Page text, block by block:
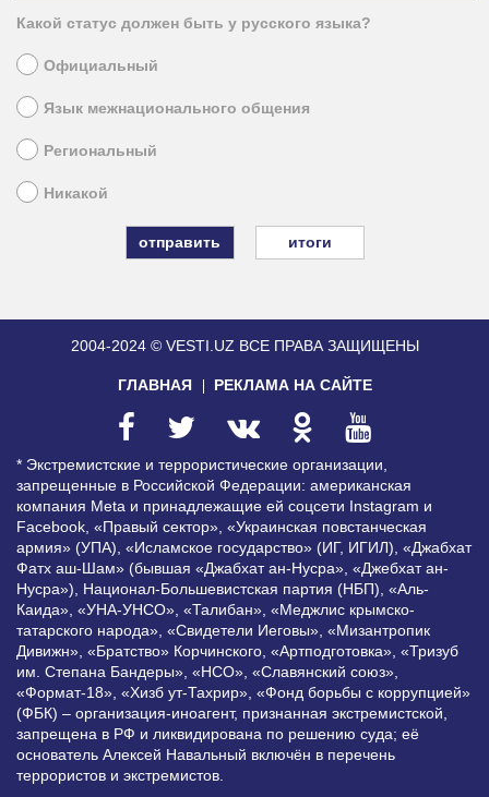
Какой статус должен быть у русского языка?
Официальный
Язык межнационального общения
Региональный
Никакой
итоги
2004-2024 © VESTI.UZ ВСЕ ПРАВА ЗАЩИЩЕНЫ
ГЛАВНАЯ РЕКЛАМА НА САЙТЕ
* Экстремистские и террористические организации,
запрещенные в Российской Федерации: американская
компания Meta и принадлежащие ей соцсети Instagram и
Facebook, «Правый сектор», «Украинская повстанческая
армия» (УПА), «Исламское государство» (ИГ, ИГИЛ), «Джабхат
Фатх аш-Шам» (бывшая «Джабхат ан-Нусра», «Джебхат ан-
Нусра»), Национал-Большевистская партия (НБП), «Аль-
Каида», «УНА-УНСО», «Талибан», «Меджлис крымско-
татарского народа», «Свидетели Иеговы», «Мизантропик
Дивижн», «Братство» Корчинского, «Артподготовка», «Тризуб
им. Степана Бандеры», «НСО», «Славянский союз»,
«Формат-18», «Хизб ут-Тахрир», «Фонд борьбы с коррупцией»
(ФБК) – организация-иноагент, признанная экстремистской,
запрещена в РФ и ликвидирована по решению суда; её
основатель Алексей Навальный включён в перечень
террористов и экстремистов.